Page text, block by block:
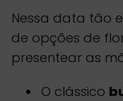
Nessa data tão
de opções de
presentear as
O clássico